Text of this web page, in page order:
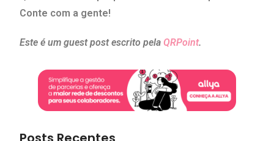
Conte com a gente!
Este é um guest post escrito pela QRPoint.